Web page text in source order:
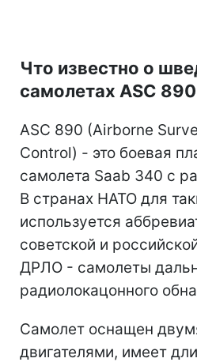
Что известно о
самолетах ASC 890
ASC 890 (Airborne
Control) - это боевая
самолета Saab 340 с
В странах НАТО для
используется
советской и
ДРЛО - самолеты
радиолокацонного
Самолет оснащен
двигателями, имеет